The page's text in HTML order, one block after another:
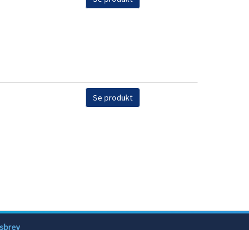
Se produkt